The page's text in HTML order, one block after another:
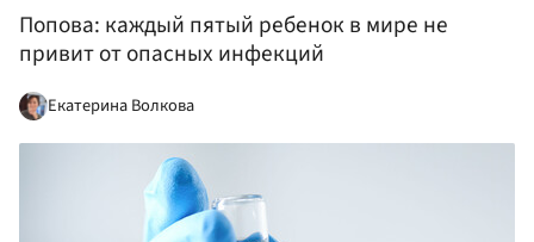
Попова: каждый пятый ребенок в мире не
привит от опасных инфекций
Екатерина Волкова